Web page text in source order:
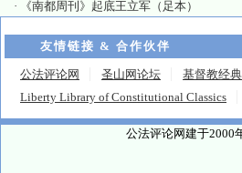
·
《南都周刊》起底王立军（足本）
友情链接 & 合作伙伴
公法评论网 圣山网论坛 基督教经
Liberty Library of Constitutional Classics
公法评论网建于2000